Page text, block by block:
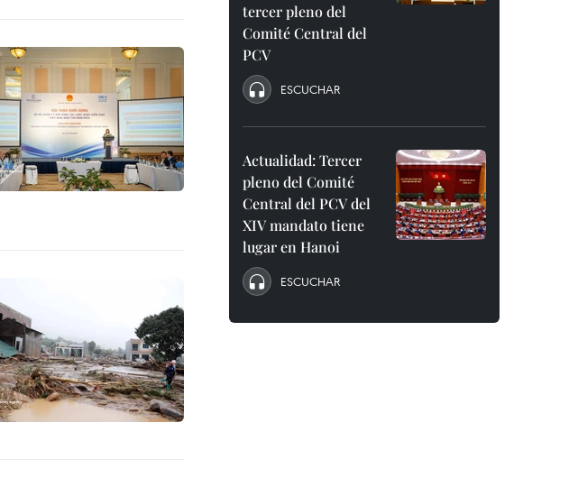
tercer pleno del
Comité Central del
PCV
ESCUCHAR
Actualidad: Tercer
pleno del Comité
Central del PCV del
XIV mandato tiene
lugar en Hanoi
ESCUCHAR